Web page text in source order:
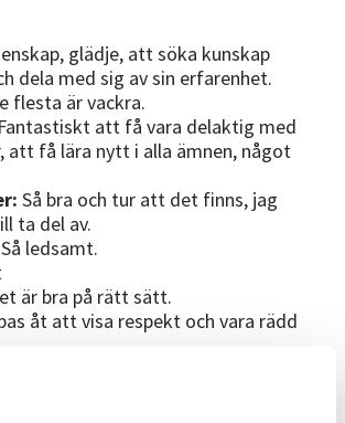
glädje, att söka kunskap
dela med sig av sin erfarenhet.
flesta är vackra.
Fantastiskt att få vara delaktig med
att få lära nytt i alla ämnen, något
Så bra och tur att det finns, jag
ta del av.
Så ledsamt.
är bra på rätt sätt.
åt att visa respekt och vara rädd